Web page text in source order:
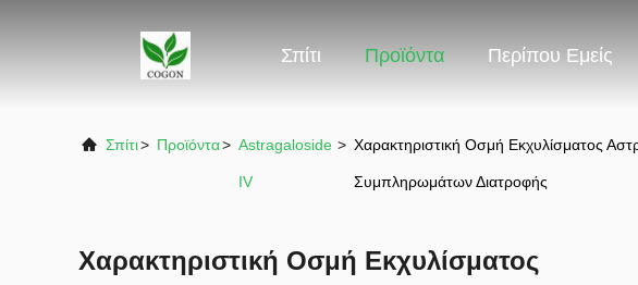
Σπίτι Προϊόντα Περίπου Εμείς
Σπίτι> Προϊόντα> Astragaloside
IV
> Χαρακτηριστική Οσμή Εκχυλίσματος
Συμπληρωμάτων Διατροφής
Χαρακτηριστική Οσμή Εκχυλίσματος